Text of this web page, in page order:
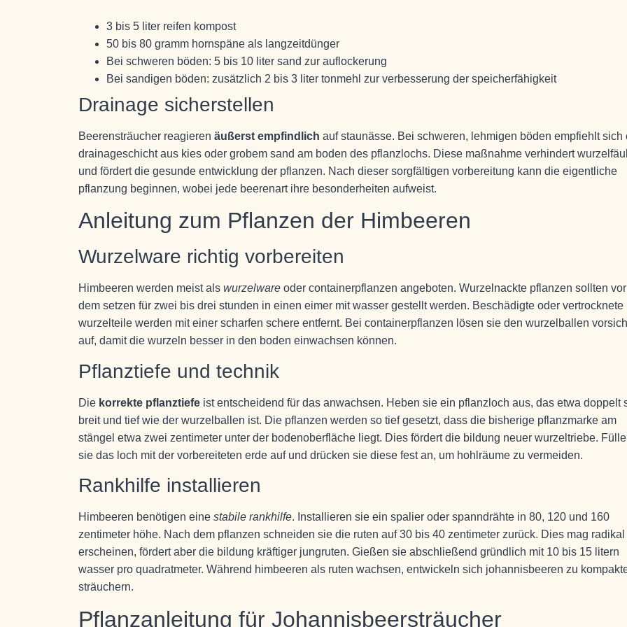
3 bis 5 liter reifen kompost
50 bis 80 gramm hornspäne als langzeitdünger
Bei schweren böden: 5 bis 10 liter sand zur auflockerung
Bei sandigen böden: zusätzlich 2 bis 3 liter tonmehl zur verbesserung der speicherfähigkeit
Drainage sicherstellen
Beerensträucher reagieren äußerst empfindlich auf staunässe. Bei schweren, lehmigen böden empfiehlt sich
drainageschicht aus kies oder grobem sand am boden des pflanzlochs. Diese maßnahme verhindert
und fördert die gesunde entwicklung der pflanzen. Nach dieser sorgfältigen vorbereitung kann die eigentliche
pflanzung beginnen, wobei jede beerenart ihre besonderheiten aufweist.
Anleitung zum Pflanzen der Himbeeren
Wurzelware richtig vorbereiten
Himbeeren werden meist als wurzelware oder containerpflanzen angeboten. Wurzelnackte pflanzen sollten vor
dem setzen für zwei bis drei stunden in einen eimer mit wasser gestellt werden. Beschädigte oder vertrocknete
wurzelteile werden mit einer scharfen schere entfernt. Bei containerpflanzen lösen sie den wurzelballen
auf, damit die wurzeln besser in den boden einwachsen können.
Pflanztiefe und technik
Die korrekte pflanztiefe ist entscheidend für das anwachsen. Heben sie ein pflanzloch aus, das etwa doppelt
breit und tief wie der wurzelballen ist. Die pflanzen werden so tief gesetzt, dass die bisherige pflanzmarke am
stängel etwa zwei zentimeter unter der bodenoberfläche liegt. Dies fördert die bildung neuer wurzeltriebe.
sie das loch mit der vorbereiteten erde auf und drücken sie diese fest an, um hohlräume zu vermeiden.
Rankhilfe installieren
Himbeeren benötigen eine stabile rankhilfe. Installieren sie ein spalier oder spanndrähte in 80, 120 und 160
zentimeter höhe. Nach dem pflanzen schneiden sie die ruten auf 30 bis 40 zentimeter zurück. Dies mag radikal
erscheinen, fördert aber die bildung kräftiger jungruten. Gießen sie abschließend gründlich mit 10 bis 15 litern
wasser pro quadratmeter. Während himbeeren als ruten wachsen, entwickeln sich johannisbeeren zu
sträuchern.
Pflanzanleitung für Johannisbeersträucher